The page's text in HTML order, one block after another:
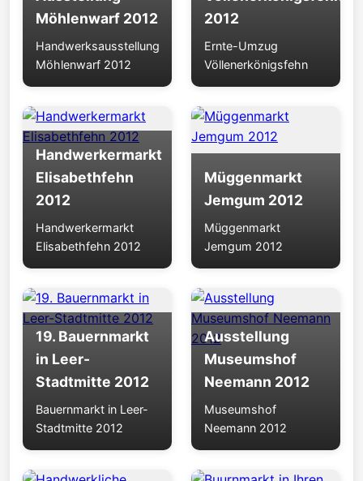
Möhlenwarf 2012
Handwerksausstellung
Möhlenwarf 2012
2012
Ernte-Umzug
Völlenerkönigsfehn
Handwerkermarkt
Elisabethfehn
2012
Handwerkermarkt
Elisabethfehn 2012
Müggenmarkt
Jemgum 2012
Müggenmarkt
Jemgum 2012
19. Bauernmarkt
in Leer-
Stadtmitte 2012
Bauernmarkt in Leer-
Stadtmitte 2012
Ausstellung
Museumshof
Neemann 2012
Museumshof
Neemann 2012